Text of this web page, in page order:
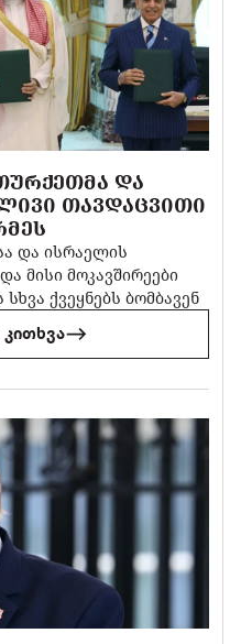
ᲓᲐ
ᲗᲐᲕᲓᲐᲪᲕᲘᲗᲘ
და ისრაელის
მისი მოკავშირეები
ქვეყნებს ბომბავენ